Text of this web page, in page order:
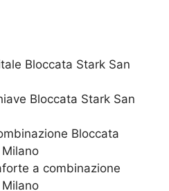
Bloccata Stark San
Bloccata Stark San
Bloccata
a combinazione